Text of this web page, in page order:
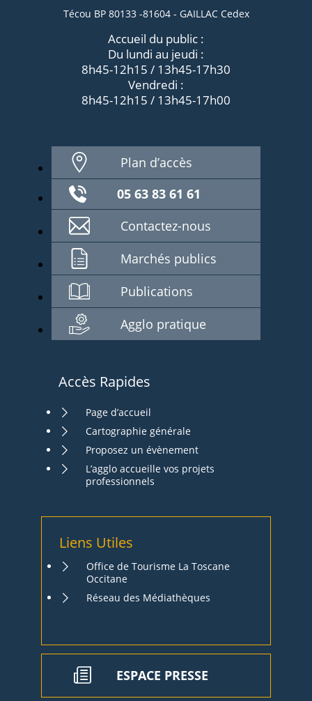
Técou BP 80133 -81604 - GAILLAC Cedex
Accueil du public :
Du lundi au jeudi :
8h45-12h15 / 13h45-17h30
Vendredi :
8h45-12h15 / 13h45-17h00
Plan d’accès
05 63 83 61 61
Contactez-nous
Marchés publics
Publications
Agglo pratique
Accès Rapides
Page d’accueil
Cartographie générale
Proposez un évènement
L’agglo accueille vos projets
professionnels
Liens Utiles
Office de Tourisme La Toscane
Occitane
Réseau des Médiathèques
ESPACE PRESSE